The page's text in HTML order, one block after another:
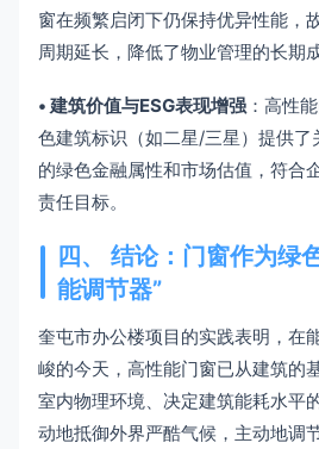
窗在频繁启闭下仍保持优异性能，
周期延长，降低了物业管理的长期成
• 建筑价值与ESG表现增强 ：高性
色建筑标识（如二星/三星）提供
的绿色金融属性和市场估值，符合
责任目标。
四、 结论：门窗作为绿
能调节器”
奎屯市办公楼项目的实践表明，在
峻的今天，高性能门窗已从建筑的
室内物理环境、决定建筑能耗水平
动地抵御外界严酷气候，主动地调